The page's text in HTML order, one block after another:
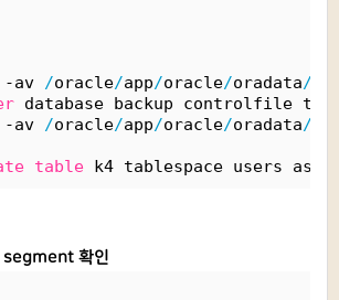
-av /oracle/app/oracle/oradata/
database backup controlfile to
-av /oracle/app/oracle/oradata/
table k4 tablespace users as
segment 확인